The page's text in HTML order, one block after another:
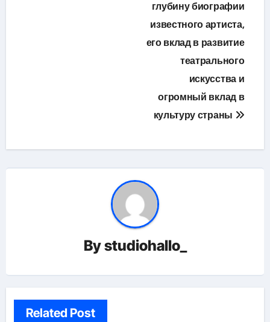
глубину биографии
известного артиста,
его вклад в развитие
театрального
искусства и
огромный вклад в
культуру страны
Bystudiohallo_
Related Post